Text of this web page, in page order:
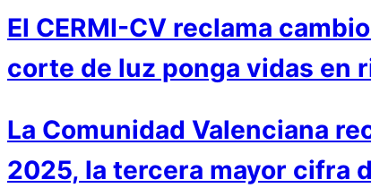
El CERMI-CV reclama
corte de luz ponga vidas en
La Comunidad Valenciana
2025, la tercera mayor cifra